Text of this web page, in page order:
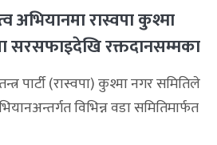
अभियानमा रास्वपा कुश्मा
सरसफाइदेखि रक्तदानसम्मका
पार्टी (रास्वपा) कुश्मा नगर समितिले
विभिन्न वडा समितिमार्फत
सञ्चालन गरिरहेको जनाएको